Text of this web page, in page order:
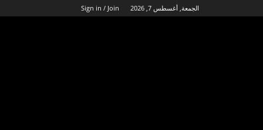
الجمعة, أغسطس 7, 2026 Sign in / Join